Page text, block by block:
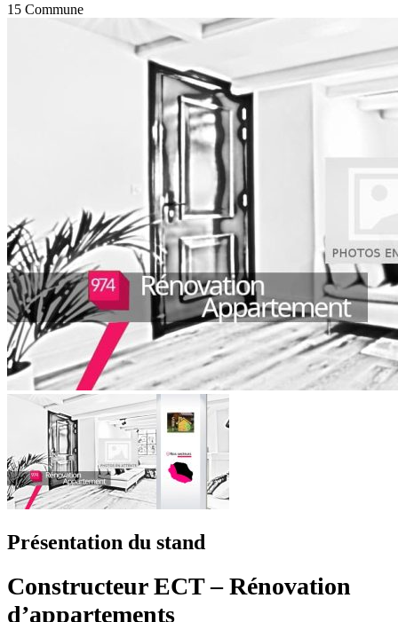
15 Commune
Présentation du stand
Constructeur ECT – Rénovation
d’appartements